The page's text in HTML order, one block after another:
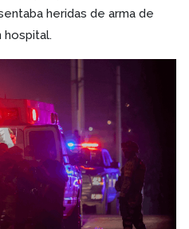
heridas de arma de
hospital.